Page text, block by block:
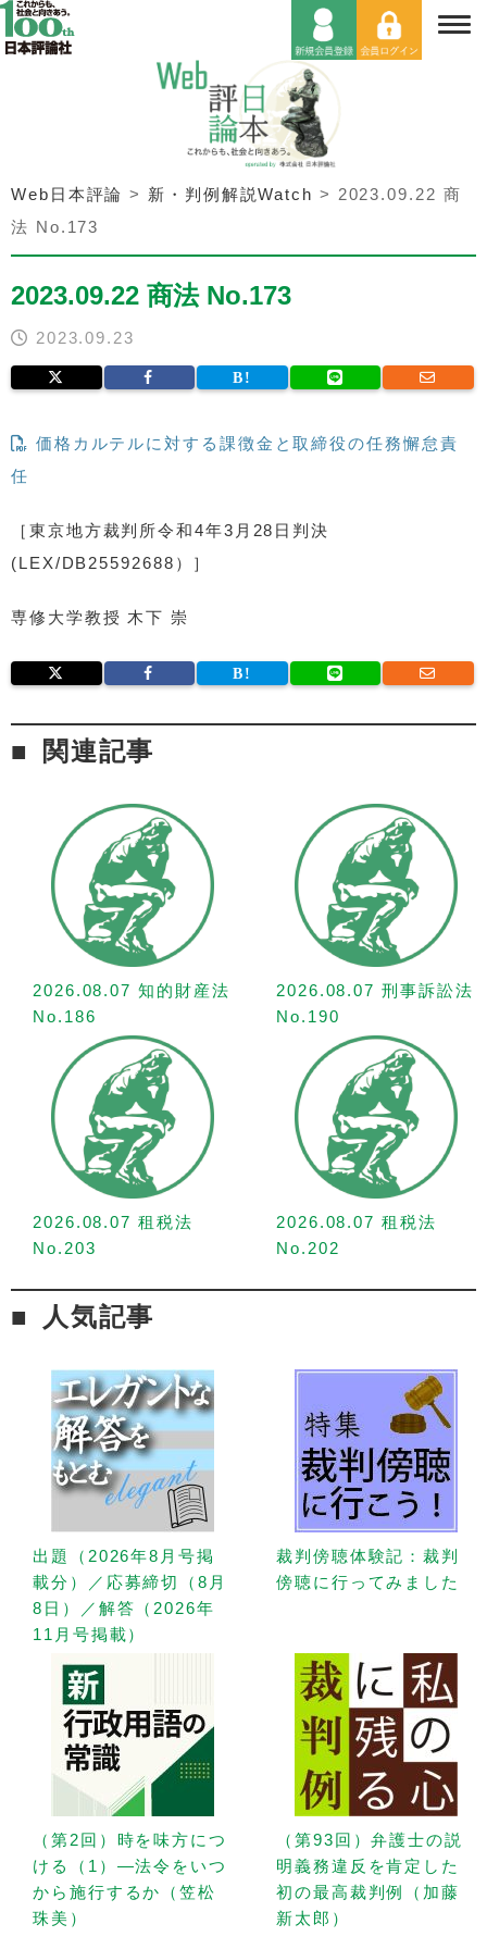
Web日本評論 > 新・判例解説Watch > 2023.09.22 商
法 No.173
2023.09.22 商法 No.173
2023.09.23
価格カルテルに対する課徴金と取締役の任務懈怠責
任
［東京地方裁判所令和4年3月28日判決
(LEX/DB25592688）］
専修大学教授 木下 崇
関連記事
2026.08.07 知的財産法
No.186
2026.08.07 刑事訴訟法
No.190
2026.08.07 租税法
No.203
2026.08.07 租税法
No.202
人気記事
出題（2026年8月号掲
載分）／応募締切（8月
8日）／解答（2026年
11月号掲載）
裁判傍聴体験記：裁判
傍聴に行ってみました
（第2回）時を味方につ
ける（1）—法令をいつ
から施行するか（笠松
珠美）
（第93回）弁護士の説
明義務違反を肯定した
初の最高裁判例（加藤
新太郎）